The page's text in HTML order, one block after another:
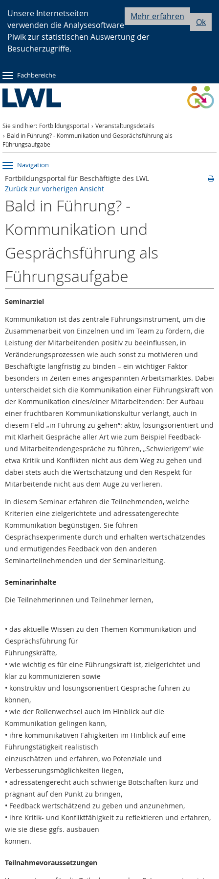
Hauptnavigation
Seitennavigation
Inhalt
Ok
Mehr erfahren
Unsere Internetseiten
verwenden die Analysesoftware
Piwik zur statistischen Auswertung der
Besucherzugriffe.
Fachbereiche
Sie sind hier: Fortbildungsportal
Veranstaltungsdetails
Bald in Führung? - Kommunikation und Gesprächsführung als
Führungsaufgabe
Navigation
Fortbildungsportal für Beschäftigte des LWL
Zurück zur vorherigen Ansicht
Bald in Führung? -
Kommunikation und
Gesprächsführung als
Führungsaufgabe
Seminarziel
Kommunikation ist das zentrale Führungsinstrument, um die
Zusammenarbeit von Einzelnen und im Team zu fördern, die
Leistung der Mitarbeitenden positiv zu beeinflussen, in
Veränderungsprozessen wie auch sonst zu motivieren und
Beschäftigte langfristig zu binden – ein wichtiger Faktor
besonders in Zeiten eines angespannten Arbeitsmarktes. Dabei
unterscheidet sich die Kommunikation einer Führungskraft von
der Kommunikation eines/einer Mitarbeitenden: Der Aufbau
einer fruchtbaren Kommunikationskultur verlangt, auch in
diesem Feld „in Führung zu gehen“: aktiv, lösungsorientiert und
mit Klarheit Gespräche aller Art wie zum Beispiel Feedback-
und Mitarbeitendengespräche zu führen, „Schwierigem“ wie
etwa Kritik und Konflikten nicht aus dem Weg zu gehen und
dabei stets auch die Wertschätzung und den Respekt für
Mitarbeitende nicht aus dem Auge zu verlieren.
In diesem Seminar erfahren die Teilnehmenden, welche
Kriterien eine zielgerichtete und adressatengerechte
Kommunikation begünstigen. Sie führen
Gesprächsexperimente durch und erhalten wertschätzendes
und ermutigendes Feedback von den anderen
Seminarteilnehmenden und der Seminarleitung.
Seminarinhalte
Die Teilnehmerinnen und Teilnehmer lernen,
• das aktuelle Wissen zu den Themen Kommunikation und
Gesprächsführung für
Führungskräfte,
• wie wichtig es für eine Führungskraft ist, zielgerichtet und
klar zu kommunizieren sowie
• konstruktiv und lösungsorientiert Gespräche führen zu
können,
• wie der Rollenwechsel auch im Hinblick auf die
Kommunikation gelingen kann,
• ihre kommunikativen Fähigkeiten im Hinblick auf eine
Führungstätigkeit realistisch
einzuschätzen und erfahren, wo Potenziale und
Verbesserungsmöglichkeiten liegen,
• adressatengerecht auch schwierige Botschaften kurz und
prägnant auf den Punkt zu bringen,
• Feedback wertschätzend zu geben und anzunehmen,
• ihre Kritik- und Konfliktfähigkeit zu reflektieren und erfahren,
wie sie diese ggfs. ausbauen
können.
Teilnahmevoraussetzungen